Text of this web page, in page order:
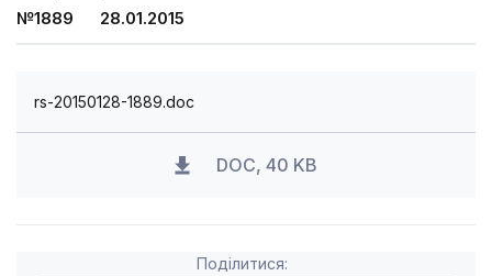
№1889 28.01.2015
rs-20150128-1889.doc
DOC, 40 KB
Поділитися: